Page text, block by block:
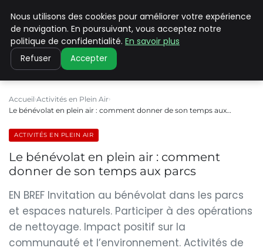
PILAT PATRIMOINES
Accueil Activités en Plein Air
Le bénévolat en plein air : comment donner de son temps aux…
ACTIVITÉS EN PLEIN AIR
Le bénévolat en plein air : comment
donner de son temps aux parcs
EN BREF Invitation au bénévolat dans les parcs
et espaces naturels. Participer à des opérations
de nettoyage. Impact positif sur la
communauté et l’environnement. Activités de
Nous utilisons des cookies pour améliorer votre expérience
de navigation. En poursuivant, vous acceptez notre
politique de confidentialité. En savoir plus
Refuser Accepter